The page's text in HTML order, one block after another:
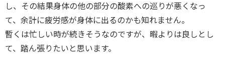
し、その結果身体の他の部分の酸素への巡りが悪くなっ
て、余計に疲労感が身体に出るのかも知れません。
暫くは忙しい時が続きそうなのですが、暇よりは良しとし
て、踏ん張りたいと思います。